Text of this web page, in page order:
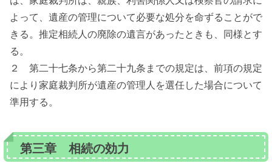
よって、遺産の管理について必要な処分を命ずることがで
きる。推定相続人の廃除の遺言があったときも、同様とす
る。
２ 第二十七条から第二十九条までの規定は、前項の規定
により家庭裁判所が遺産の管理人を選任した場合について
準用する。
第三章 相続の効力